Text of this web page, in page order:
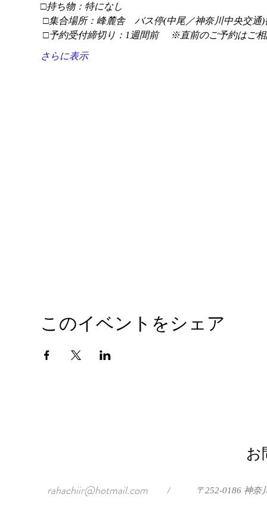
□持ち物：特になし
□集合場所：峰麓舎　バス停(中尾／神奈川中央交通)
□予約受付締切り：1週間前 　※直前のご予約はご
さらに表示
このイベントをシェア
お
rahachiir@hotmail.com / 〒252-0186 神奈